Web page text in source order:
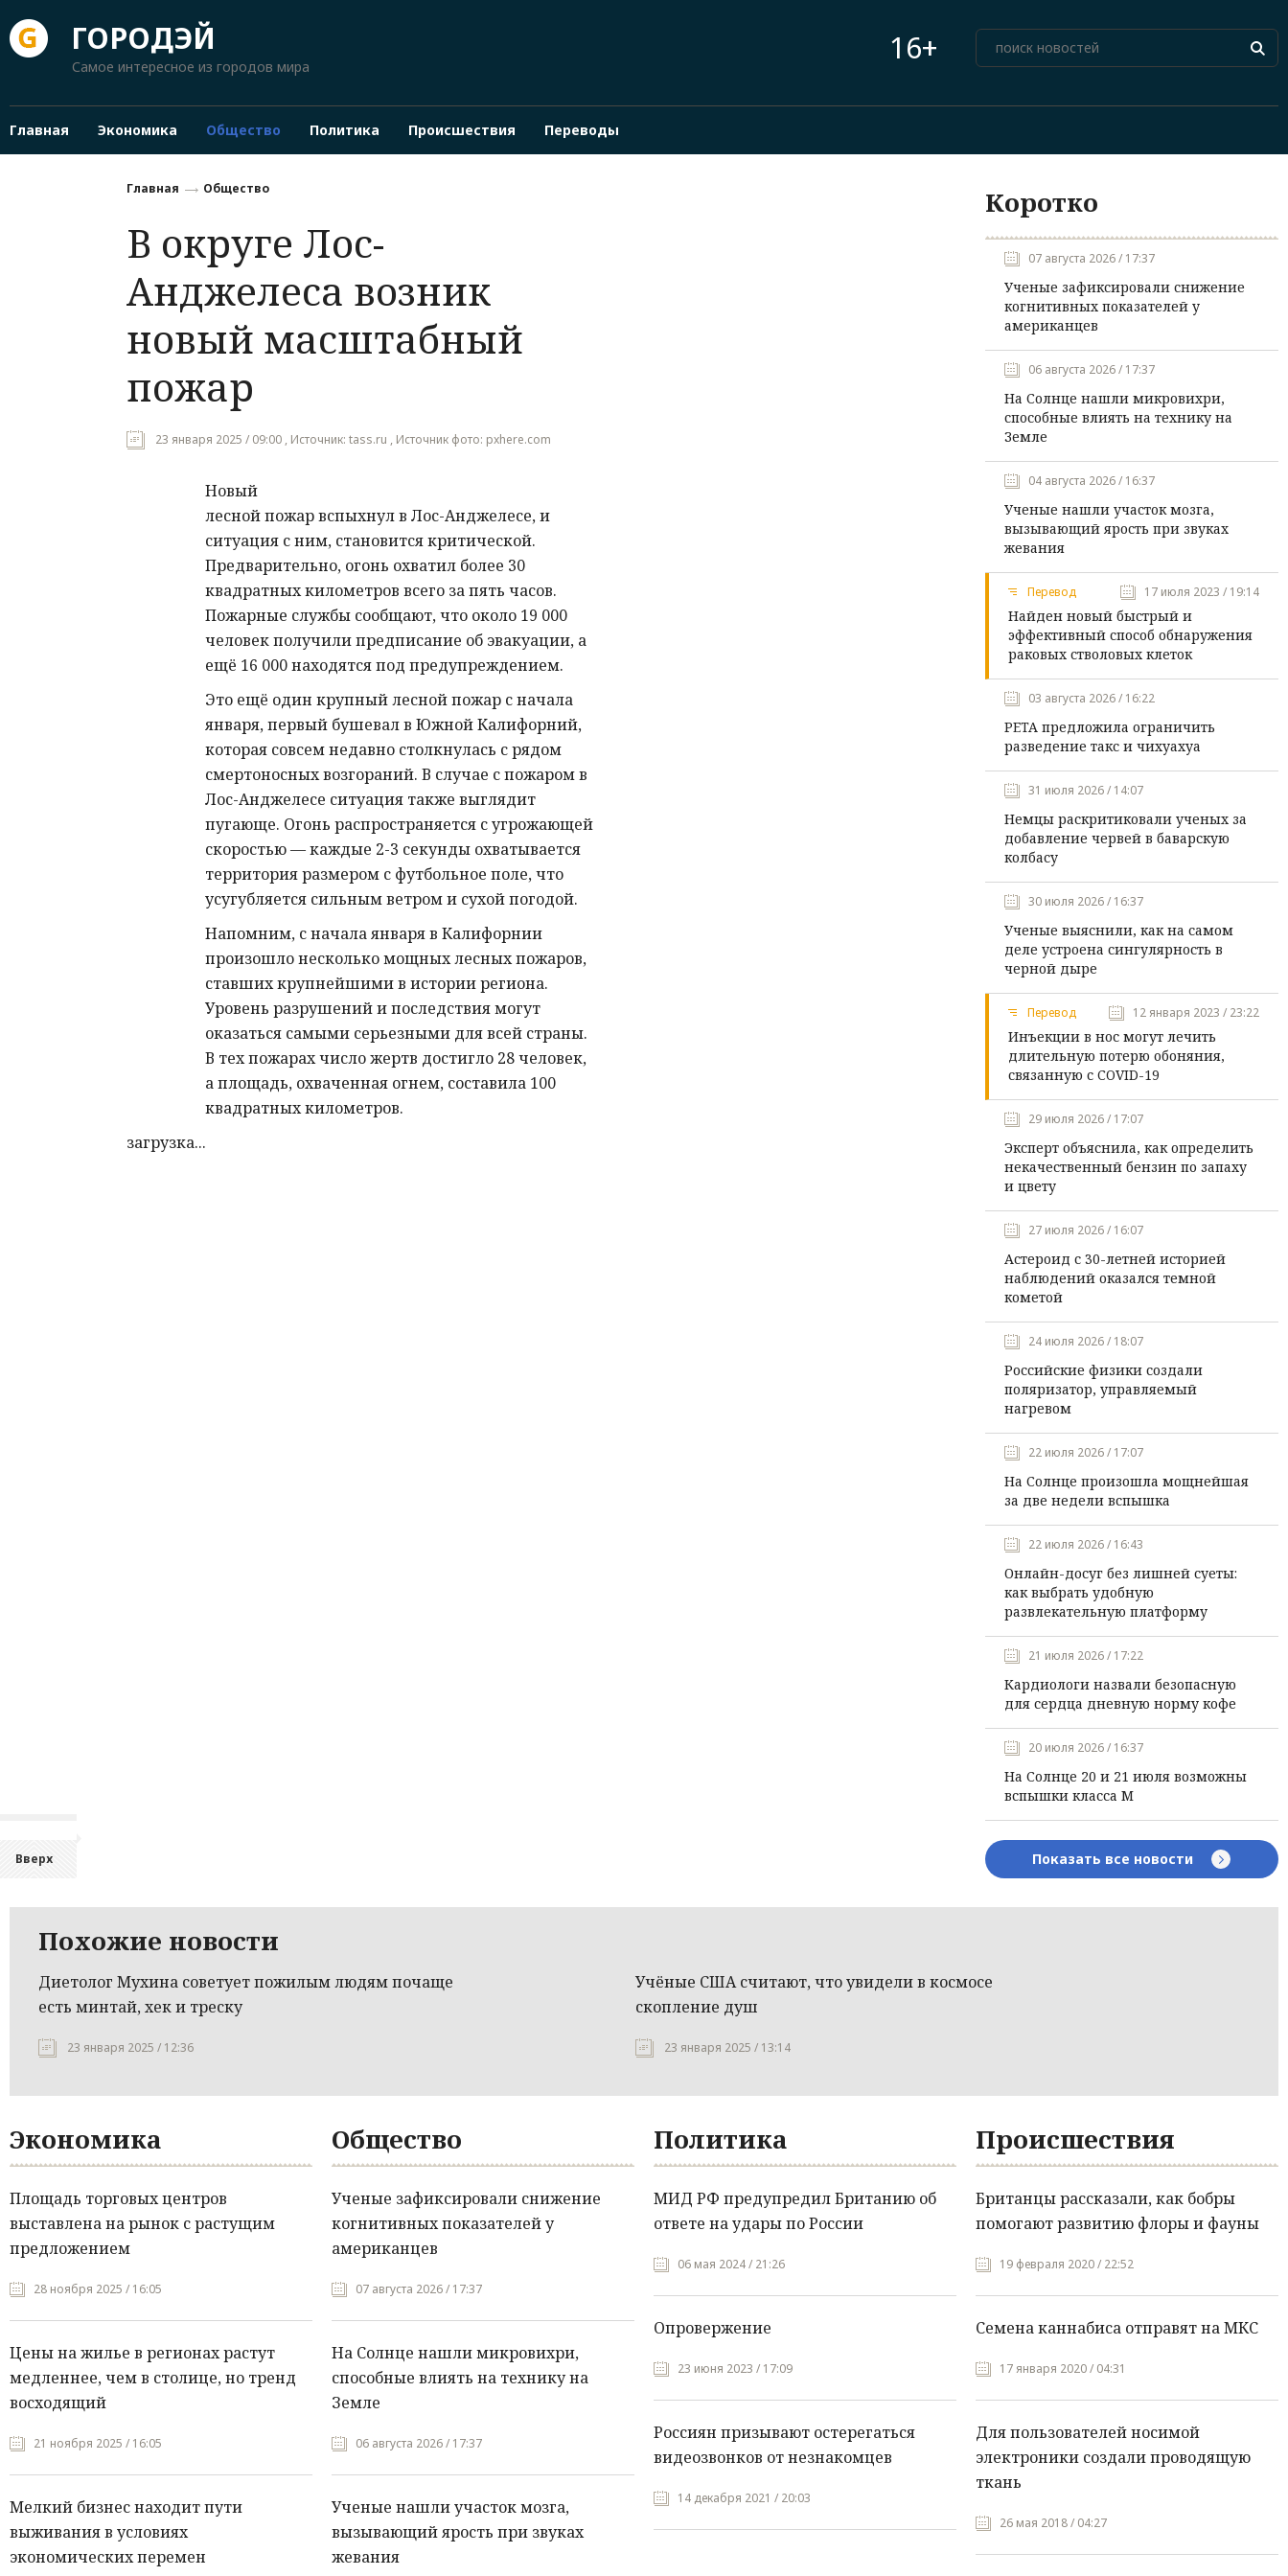
ГОРОДЭЙ
Самое интересное из городов мира 16+
Главная Экономика Общество Политика Происшествия Переводы
Вверх
Главная Общество
В округе Лос-
Анджелеса возник
новый масштабный
пожар
23 января 2025 / 09:00 , Источник: tass.ru , Источник фото: pxhere.com
Новый
лесной пожар вспыхнул в Лос-Анджелесе, и
ситуация с ним, становится критической.
Предварительно, огонь охватил более 30
квадратных километров всего за пять часов.
Пожарные службы сообщают, что около 19 000
человек получили предписание об эвакуации, а
ещё 16 000 находятся под предупреждением.
Это ещё один крупный лесной пожар с начала
января, первый бушевал в Южной Калифорний,
которая совсем недавно столкнулась с рядом
смертоносных возгораний. В случае с пожаром в
Лос-Анджелесе ситуация также выглядит
пугающе. Огонь распространяется с угрожающей
скоростью — каждые 2-3 секунды охватывается
территория размером с футбольное поле, что
усугубляется сильным ветром и сухой погодой.
Напомним, с начала января в Калифорнии
произошло несколько мощных лесных пожаров,
ставших крупнейшими в истории региона.
Уровень разрушений и последствия могут
оказаться самыми серьезными для всей страны.
В тех пожарах число жертв достигло 28 человек,
а площадь, охваченная огнем, составила 100
квадратных километров.
загрузка...
Коротко
07 августа 2026 / 17:37
Ученые зафиксировали снижение
когнитивных показателей у
американцев
06 августа 2026 / 17:37
На Солнце нашли микровихри,
способные влиять на технику на
Земле
04 августа 2026 / 16:37
Ученые нашли участок мозга,
вызывающий ярость при звуках
жевания
Перевод 17 июля 2023 / 19:14
Найден новый быстрый и
эффективный способ обнаружения
раковых стволовых клеток
03 августа 2026 / 16:22
PETA предложила ограничить
разведение такс и чихуахуа
31 июля 2026 / 14:07
Немцы раскритиковали ученых за
добавление червей в баварскую
колбасу
30 июля 2026 / 16:37
Ученые выяснили, как на самом
деле устроена сингулярность в
черной дыре
Перевод 12 января 2023 / 23:22
Инъекции в нос могут лечить
длительную потерю обоняния,
связанную с COVID-19
29 июля 2026 / 17:07
Эксперт объяснила, как определить
некачественный бензин по запаху
и цвету
27 июля 2026 / 16:07
Астероид с 30-летней историей
наблюдений оказался темной
кометой
24 июля 2026 / 18:07
Российские физики создали
поляризатор, управляемый
нагревом
22 июля 2026 / 17:07
На Солнце произошла мощнейшая
за две недели вспышка
22 июля 2026 / 16:43
Онлайн-досуг без лишней суеты:
как выбрать удобную
развлекательную платформу
21 июля 2026 / 17:22
Кардиологи назвали безопасную
для сердца дневную норму кофе
20 июля 2026 / 16:37
На Солнце 20 и 21 июля возможны
вспышки класса М
Показать все новости
Похожие новости
Диетолог Мухина советует пожилым людям почаще
есть минтай, хек и треску
23 января 2025 / 12:36
Учёные США считают, что увидели в космосе
скопление душ
23 января 2025 / 13:14
Экономика
Площадь торговых центров
выставлена на рынок с растущим
предложением
28 ноября 2025 / 16:05
Цены на жилье в регионах растут
медленнее, чем в столице, но тренд
восходящий
21 ноября 2025 / 16:05
Мелкий бизнес находит пути
выживания в условиях
экономических перемен
Общество
Ученые зафиксировали снижение
когнитивных показателей у
американцев
07 августа 2026 / 17:37
На Солнце нашли микровихри,
способные влиять на технику на
Земле
06 августа 2026 / 17:37
Ученые нашли участок мозга,
вызывающий ярость при звуках
жевания
Политика
МИД РФ предупредил Британию об
ответе на удары по России
06 мая 2024 / 21:26
Опровержение
23 июня 2023 / 17:09
Россиян призывают остерегаться
видеозвонков от незнакомцев
14 декабря 2021 / 20:03
Происшествия
Британцы рассказали, как бобры
помогают развитию флоры и фауны
19 февраля 2020 / 22:52
Семена каннабиса отправят на МКС
17 января 2020 / 04:31
Для пользователей носимой
электроники создали проводящую
ткань
26 мая 2018 / 04:27